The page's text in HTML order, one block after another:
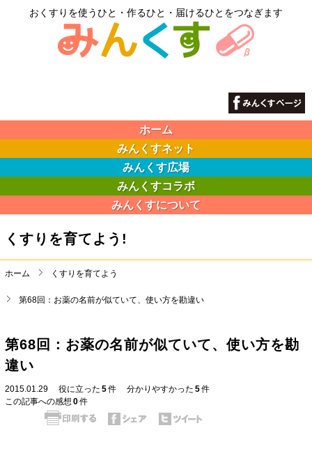
おくすりを使うひと・作るひと・届けるひとをつなぎます
ホーム
みんくすネット
みんくす広場
みんくすコラボ
みんくすについて
くすりを育てよう!
ホーム くすりを育てよう
第68回：お薬の名前が似ていて、使い方を勘違い
第68回：お薬の名前が似ていて、使い方を勘
違い
2015.01.29 役に立った 5件 分かりやすかった 5件
この記事への感想 0件